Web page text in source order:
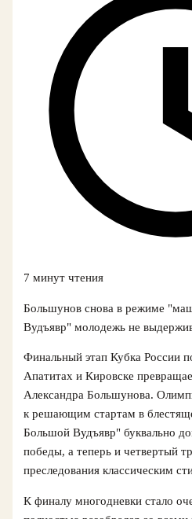
7 минут чтения
Большунов снова в режиме
Вудъявр" молодежь не
Финальный этап Кубка России
Апатитах и Кировске
Александра Большунова.
к решающим стартам в
Большой Вудъявр" буквально
победы, а теперь и четвертый
преследования классическим
К финалу многодневки стало